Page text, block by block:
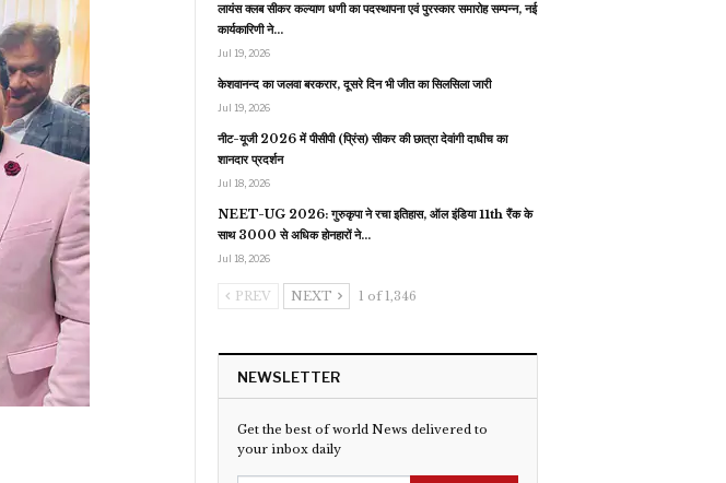
लायंस क्लब सीकर कल्याण धणी का पदस्थापना एवं पुरस्कार समारोह सम्पन्न, नई
कार्यकारिणी ने…
Jul 19, 2026
केशवानन्द का जलवा बरकरार, दूसरे दिन भी जीत का सिलसिला जारी
Jul 19, 2026
नीट-यूजी 2026 में पीसीपी (प्रिंस) सीकर की छात्रा देवांगी दाधीच का
शानदार प्रदर्शन
Jul 18, 2026
NEET-UG 2026: गुरुकृपा ने रचा इतिहास, ऑल इंडिया 11th रैंक के
साथ 3000 से अधिक होनहारों ने…
Jul 18, 2026
PREV NEXT 1 of 1,346
NEWSLETTER
Get the best of world News delivered to
your inbox daily